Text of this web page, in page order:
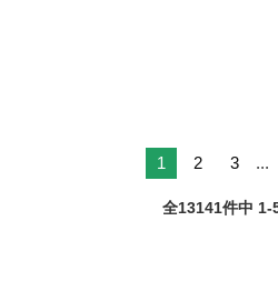
1 2 3 ...
全13141件中 1-